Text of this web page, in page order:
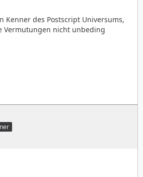
Kenner des Postscript Universums,
Vermutungen nicht unbeding